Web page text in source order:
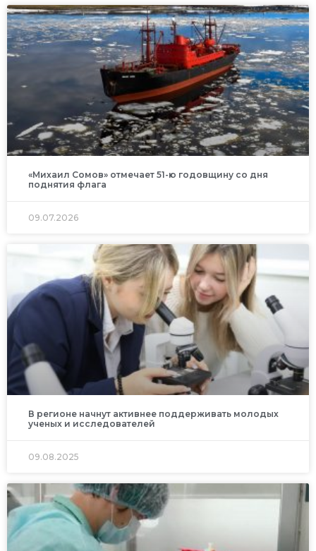
«Михаил Сомов» отмечает 51-ю годовщину со дня
поднятия флага
09.07.2026
В регионе начнут активнее поддерживать молодых
ученых и исследователей
09.08.2025